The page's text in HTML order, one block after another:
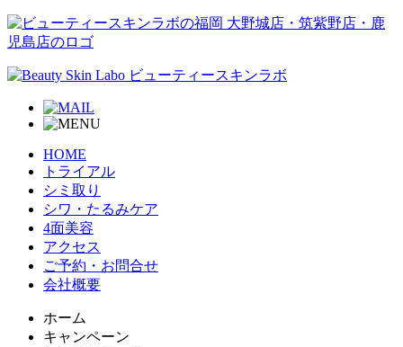
HOME
トライアル
シミ取り
シワ・たるみケア
4面美容
アクセス
ご予約・お問合せ
会社概要
ホーム
キャンペーン